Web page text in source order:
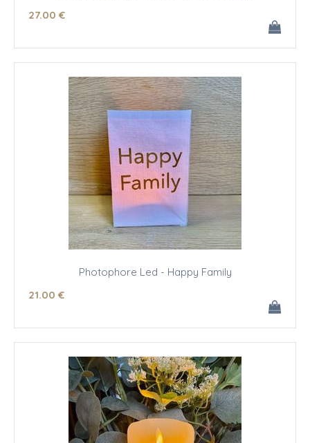
27.00 €
Photophore Led - Happy Family
21.00 €